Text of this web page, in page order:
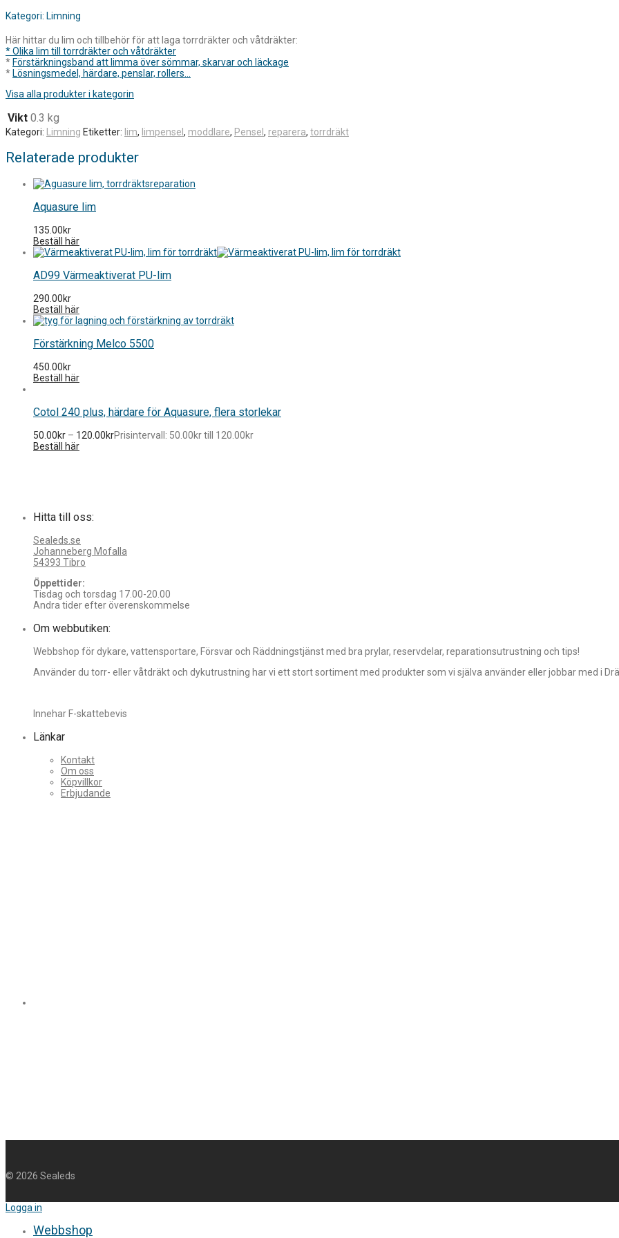
Kategori: Limning
Här hittar du lim och tillbehör för att laga torrdräkter och våtdräkter:
* Olika lim till torrdräkter och våtdräkter
* Förstärkningsband att limma över sömmar, skarvar och läckage
* Lösningsmedel, härdare, penslar, rollers...
Visa alla produkter i kategorin
Vikt 0.3 kg
Kategori: Limning Etiketter: lim, limpensel , moddlare, Pensel , reparera, torrdräkt
Relaterade produkter
Aquasure lim
135.00kr
Beställ här
AD99 Värmeaktiverat PU-lim
290.00kr
Beställ här
Förstärkning Melco 5500
450.00kr
Beställ här
Cotol 240 plus, härdare för Aquasure, flera storlekar
50.00kr – 120.00krPrisintervall: 50.00kr till 120.00kr
Beställ här
Hitta till oss:
Sealeds.se
Johanneberg Mofalla
54393 Tibro
Öppettider:
Tisdag och torsdag 17.00-20.00
Andra tider efter överenskommelse
Om webbutiken:
Webbshop för dykare, vattensportare, Försvar och Räddningstjänst med bra prylar, reservdelar, reparationsutrustning och tips!
Använder du torr- eller våtdräkt och dykutrustning har vi ett stort sortiment med produkter som vi själva använder eller jobbar med i
Innehar F-skattebevis
Länkar
Kontakt
Om oss
Köpvillkor
Erbjudande
© 2026 Sealeds
Logga in
Webbshop